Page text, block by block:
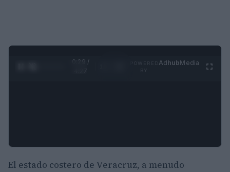
0:30 /
AdhubMedia
El estado costero de Veracruz, a menudo